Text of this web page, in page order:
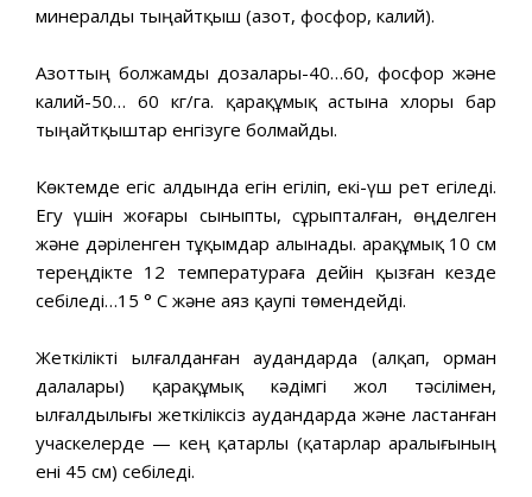
минералды тыңайтқыш (азот, фосфор, калий).
Азоттың болжамды дозалары-40…60, фосфор және
калий-50… 60 кг/га. қарақұмық астына хлоры бар
тыңайтқыштар енгізуге болмайды.
Көктемде егіс алдында егін егіліп, екі-үш рет егіледі.
Егу үшін жоғары сыныпты, сұрыпталған, өңделген
және дәріленген тұқымдар алынады. Қарақұмық 10 см
тереңдікте 12 температураға дейін қызған кезде
себіледі…15 ° С және аяз қаупі төмендейді.
Жеткілікті ылғалданған аудандарда (алқап, орман
далалары) қарақұмық кәдімгі жол тәсілімен,
ылғалдылығы жеткіліксіз аудандарда және ластанған
учаскелерде — кең қатарлы (қатарлар аралығының
ені 45 см) себіледі.